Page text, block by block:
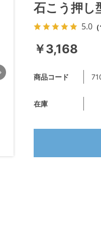
石こう押し
5.0
￥3,168
商品コード
在庫